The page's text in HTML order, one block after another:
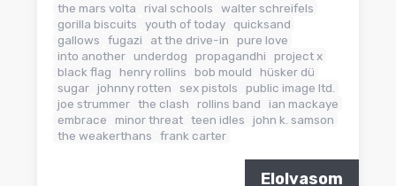
the mars volta rival schools
walter schreifels
gorilla biscuits
youth of today
quicksand
gallows
fugazi at the drive-in
pure love
into another underdog propagandhi
project x
black flag
henry rollins bob mould
hüsker dü
sugar johnny rotten sex pistols
public image ltd.
joe strummer the clash rollins band
ian mackaye
embrace
minor threat teen idles
john k. samson
the weakerthans
frank carter
Elolvasom